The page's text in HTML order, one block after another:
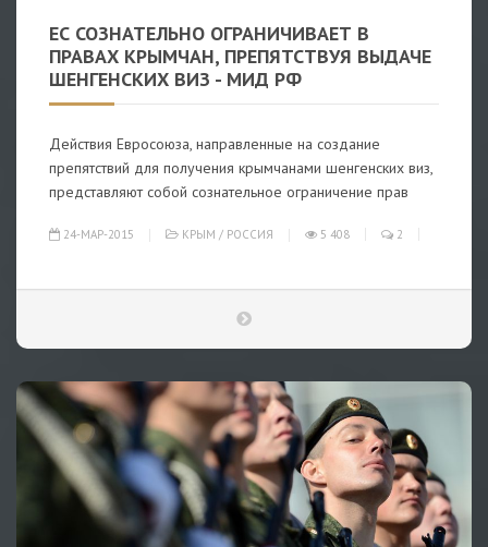
ЕС СОЗНАТЕЛЬНО ОГРАНИЧИВАЕТ В
ПРАВАХ КРЫМЧАН, ПРЕПЯТСТВУЯ ВЫДАЧЕ
ШЕНГЕНСКИХ ВИЗ - МИД РФ
Действия Евросоюза, направленные на создание
препятствий для получения крымчанами шенгенских виз,
представляют собой сознательное ограничение прав
24-МАР-2015 КРЫМ / РОССИЯ 5 408 2